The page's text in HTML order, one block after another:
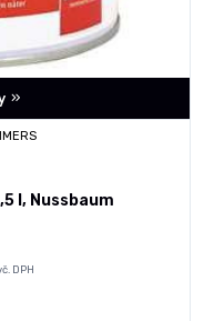
l, Nussbaum
DPH